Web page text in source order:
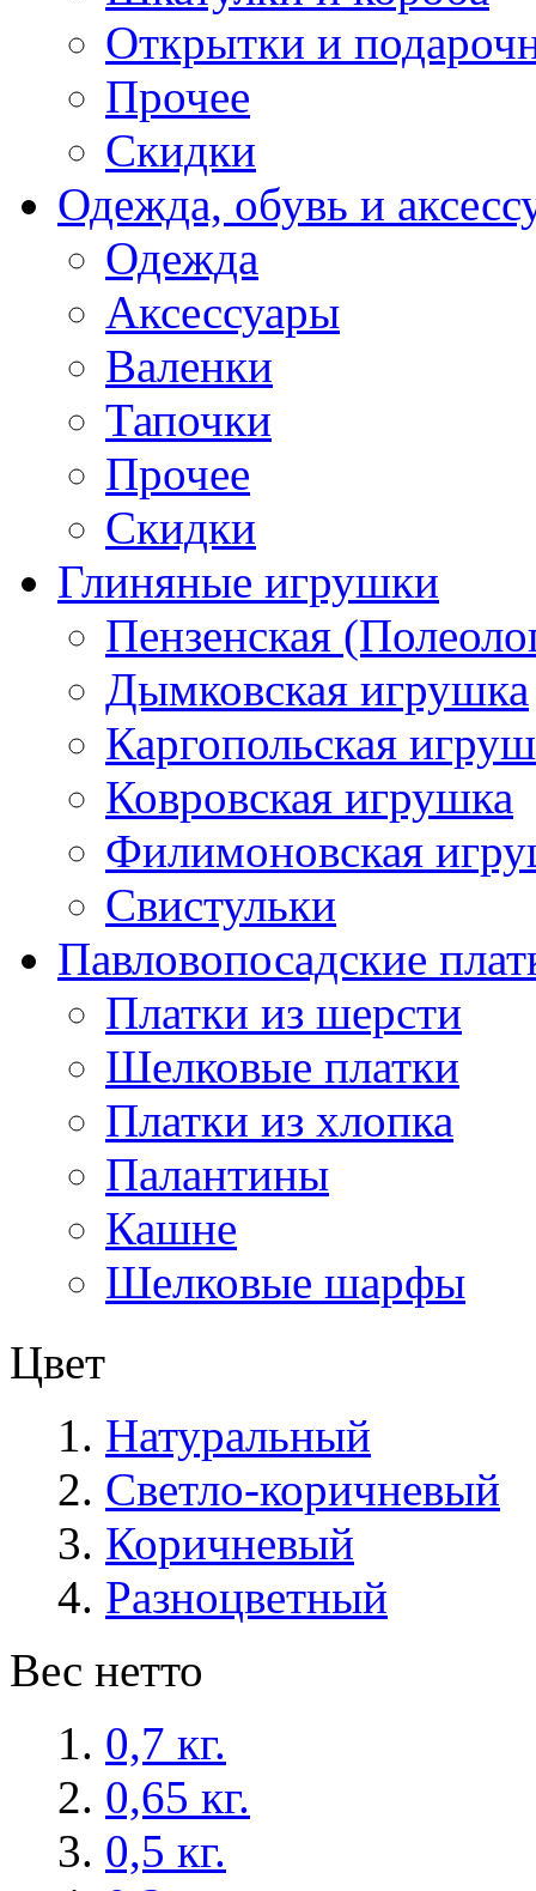
Открытки и
Прочее
Скидки
Одежда, обувь и
Одежда
Аксессуары
Валенки
Тапочки
Прочее
Скидки
Глиняные игрушки
Пензенская
Дымковская игрушка
Каргопольская
Ковровская игрушка
Филимоновская
Свистульки
Павловопосадские
Платки из шерсти
Шелковые платки
Платки из хлопка
Палантины
Кашне
Шелковые шарфы
Цвет
Натуральный
Светло-коричневый
Коричневый
Разноцветный
Вес нетто
0,7 кг.
0,65 кг.
0,5 кг.